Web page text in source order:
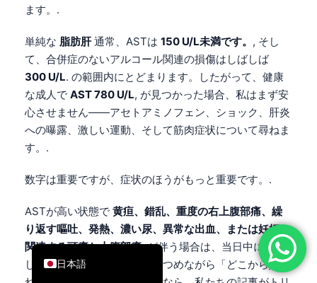
ます。.
単純な 脂肪肝通常、ASTは 150 U/L未満です。 , そし
て、合併症のないアルコール関連の損傷はしばしば
300 U/L. の範囲内にとどまります。したがって、健康
な成人で AST 780 U/L, が見つかった場合、私はまず安
心させません――アセトアミノフェン、ショック、肝炎
への曝露、激しい運動、そして筋肉症状について尋ねま
す。.
数字は重要ですが、症状のほうがもっと重要です。.
ASTが高い状態で 黄疸、錯乱、重度の右上腹部痛、繰
り返す嘔吐、発熱、濃い尿、異常な出血、または妊娠に
関連する頭痛と上腹部痛. が伴う場合は、当日中に受診
してください。ポータルを見つめながら「どこから始め
日本語
English
Deutsch
Italiano
Español
Português
Ελληνικά